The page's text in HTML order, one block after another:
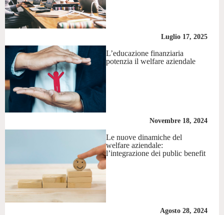
Luglio 17, 2025
L’educazione finanziaria
potenzia il welfare aziendale
Novembre 18, 2024
Le nuove dinamiche del
welfare aziendale:
l’integrazione dei public benefit
Agosto 28, 2024